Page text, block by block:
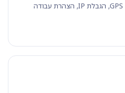
נוכחות או ישירות מהדלת. GPS, הגבלת IP, הצהרת עבודה